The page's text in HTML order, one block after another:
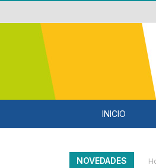
INICIO
NOVEDADES